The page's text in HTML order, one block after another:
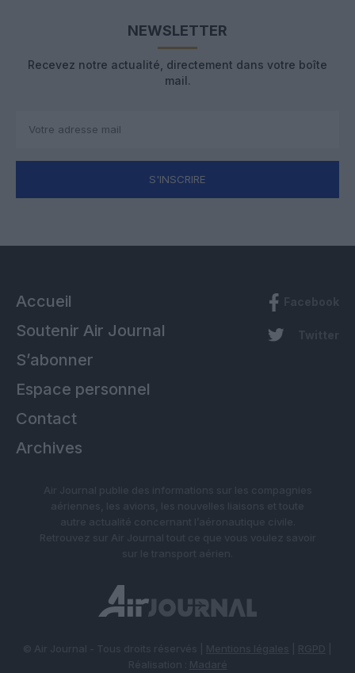
NEWSLETTER
Recevez notre actualité, directement dans votre boîte
mail.
S'INSCRIRE
Accueil
Soutenir Air Journal
S’abonner
Espace personnel
Contact
Archives